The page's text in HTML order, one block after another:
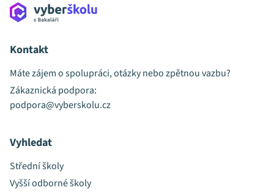
Kontakt
Máte zájem o spolupráci, otázky nebo zpětnou vazbu?
Zákaznická podpora:
podpora@vyberskolu.cz
Vyhledat
Střední školy
Vyšší odborné školy